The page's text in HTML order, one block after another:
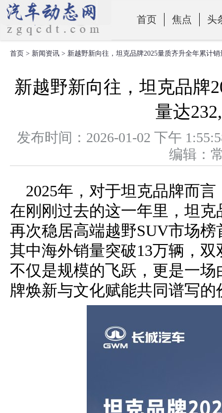
首页 焦点 头
零部件
首页 > 新闻资讯 > 新越野新向往，坦克品牌2025量质齐升全年累计销
新越野新向往，坦克品牌
量达
发布时间：2026-01-02 下午
编辑
2025年，对于坦克品牌而
在刚刚过去的这一年里，坦克
再次稳居高端越野SUV市场
其中海外销量突破13万辆，
不仅是规模的飞跃，更是一
牌焕新与文化赋能共同谱写的